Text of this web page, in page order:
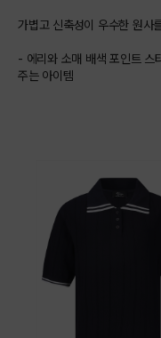
가볍고 신축성이 우수한 원사
- 에리와 소매 배색 포인트 스
주는 아이템